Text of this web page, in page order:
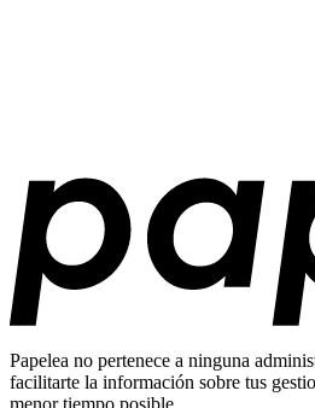
Papelea no pertenece a ninguna
facilitarte la información sobre tus
menor tiempo posible.